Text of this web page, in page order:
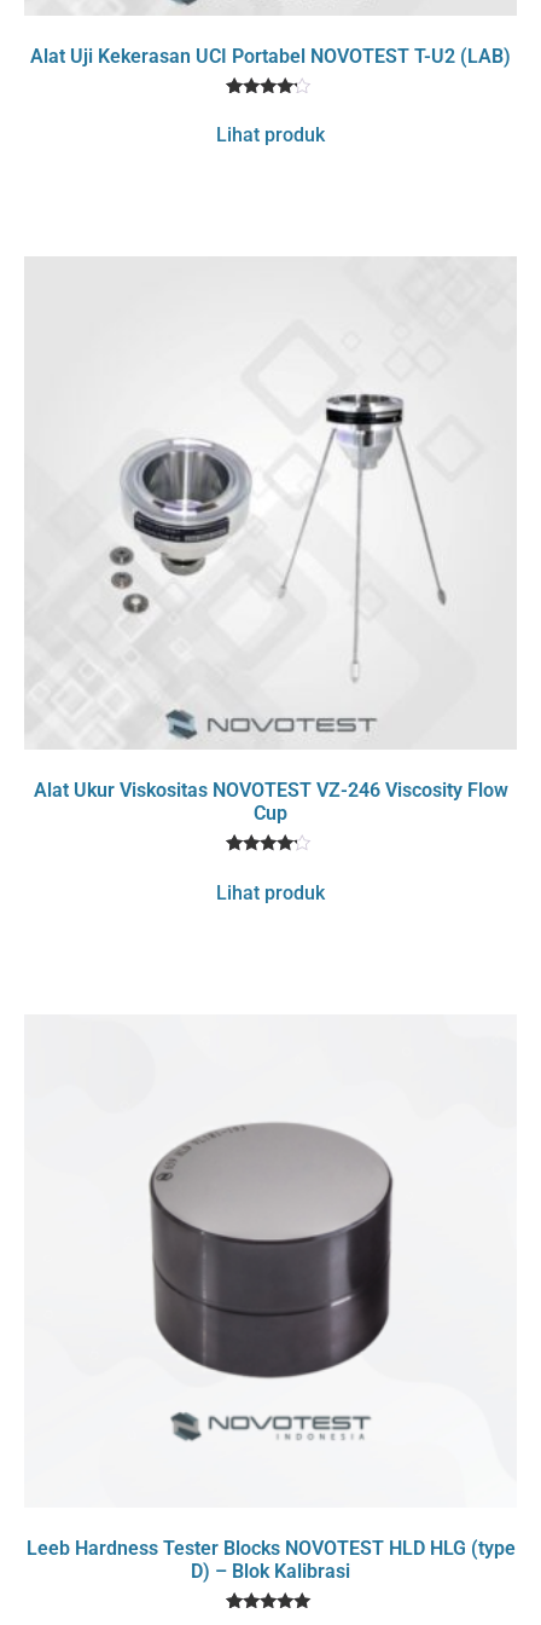
Alat Uji Kekerasan UCI Portabel NOVOTEST T-U2 (LAB)
4
out of 5
Lihat produk
Alat Ukur Viskositas NOVOTEST VZ-246 Viscosity Flow
Cup
out of 5
Lihat produk
Leeb Hardness Tester Blocks NOVOTEST HLD HLG (type
D) – Blok Kalibrasi